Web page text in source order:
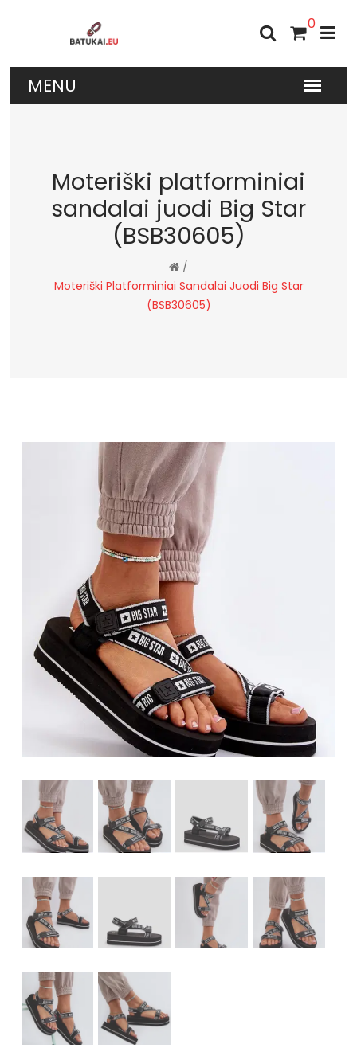
0
Moteriški platforminiai
sandalai juodi Big Star
(BSB30605)
/
Moteriški Platforminiai Sandalai Juodi Big Star
(BSB30605)